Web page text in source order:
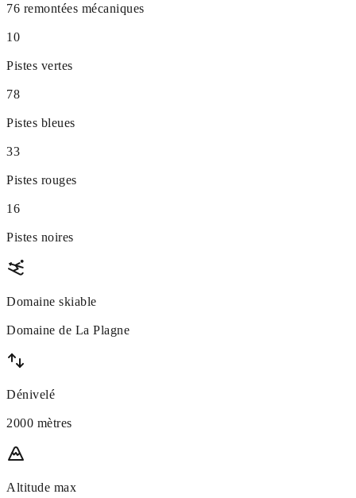
76 remontées mécaniques
10
Pistes vertes
78
Pistes bleues
33
Pistes rouges
16
Pistes noires
Domaine skiable
Domaine de La Plagne
Dénivelé
2000 mètres
Altitude max